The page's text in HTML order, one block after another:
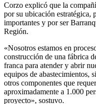
Corzo explicó que la
por su ubicación estratégica,
importantes y por ser
Región.
«Nosotros estamos en
construcción de una fábrica
franca para atender y abrir
equipos de abastecimientos,
otros componentes que
aproximadamente a 1.000
proyecto», sostuvo.